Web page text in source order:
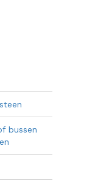
bussen